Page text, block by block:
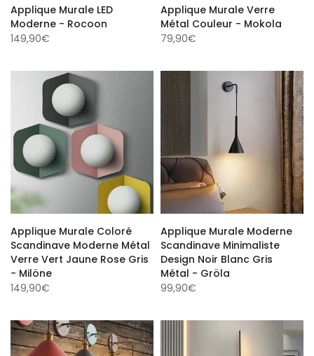
Applique Murale LED
Moderne - Rocoon
149,90€
Applique Murale Verre
Métal Couleur - Mokola
79,90€
Applique Murale Coloré
Scandinave Moderne Métal
Verre Vert Jaune Rose Gris
- Milöne
149,90€
Applique Murale Moderne
Scandinave Minimaliste
Design Noir Blanc Gris
Métal - Gröla
99,90€